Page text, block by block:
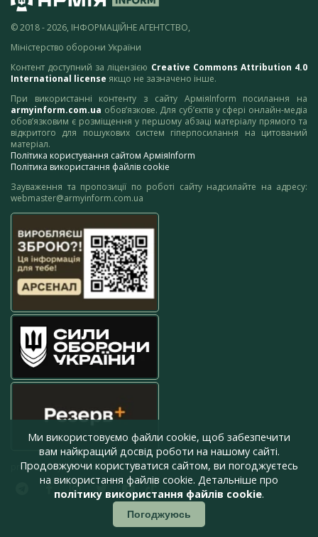
© 2018 - 2026, ІНФОРМАЦІЙНЕ АГЕНТСТВО,
Міністерство оборони України
Контент доступний за ліцензією Creative Commons Attribution 4.0
International license якщо не зазначено інше.
При використанні контенту з сайту АрміяInform посилання на
armyinform.com.ua обов’язкове. Для суб’єктів у сфері онлайн-медіа
обов’язковим є розміщення у першому абзаці матеріалу прямого та
відкритого для пошукових систем гіперпосилання на цитований
матеріал.
Політика користування сайтом АрміяInform
Політика використання файлів cookie
Зауваження та пропозиції по роботі сайту надсилайте на адресу:
webmaster@armyinform.com.ua
press@armyinform.com.ua
Ми використовуємо файли cookie, щоб забезпечити
вам найкращий досвід роботи на нашому сайті.
Продовжуючи користуватися сайтом, ви погоджуєтесь
на використання файлів cookie. Детальніше про
політику використання файлів cookie.
Погоджуюсь